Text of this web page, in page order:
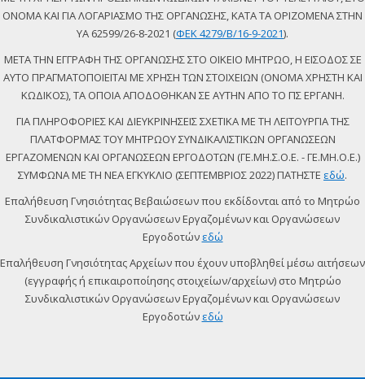
ΟΝΟΜΑ ΚΑΙ ΓΙΑ ΛΟΓΑΡΙΑΣΜΟ ΤΗΣ ΟΡΓΑΝΩΣΗΣ, ΚΑΤΑ ΤΑ ΟΡΙΖΟΜΕΝΑ ΣΤΗΝ
ΥΑ 62599/26-8-2021 (ΦΕΚ 4279/Β/16-9-2021).
ΜΕΤΑ ΤΗΝ ΕΓΓΡΑΦΗ ΤΗΣ ΟΡΓΑΝΩΣΗΣ ΣΤΟ ΟΙΚΕΙΟ ΜΗΤΡΩΟ, Η ΕΙΣΟΔΟΣ ΣΕ
ΑΥΤΟ ΠΡΑΓΜΑΤΟΠΟΙΕΙΤΑΙ ΜΕ ΧΡΗΣΗ ΤΩΝ ΣΤΟΙΧΕΙΩΝ (ΟΝΟΜΑ ΧΡΗΣΤΗ ΚΑΙ
ΚΩΔΙΚΟΣ), ΤΑ ΟΠΟΙΑ ΑΠΟΔΟΘΗΚΑΝ ΣΕ ΑΥΤΗΝ ΑΠΟ ΤΟ ΠΣ ΕΡΓΑΝΗ.
ΓΙΑ ΠΛΗΡΟΦΟΡΙΕΣ ΚΑΙ ΔΙΕΥΚΡΙΝΗΣΕΙΣ ΣΧΕΤΙΚΑ ΜΕ ΤΗ ΛΕΙΤΟΥΡΓΙΑ ΤΗΣ
ΠΛΑΤΦΟΡΜΑΣ ΤΟΥ ΜΗΤΡΩΟΥ ΣΥΝΔΙΚΑΛΙΣΤΙΚΩΝ ΟΡΓΑΝΩΣΕΩΝ
ΕΡΓΑΖΟΜΕΝΩΝ ΚΑΙ ΟΡΓΑΝΩΣΕΩΝ ΕΡΓΟΔΟΤΩΝ (ΓΕ.ΜΗ.Σ.Ο.Ε. - ΓΕ.ΜΗ.Ο.Ε.)
ΣΥΜΦΩΝΑ ΜΕ ΤΗ ΝΕΑ ΕΓΚΥΚΛΙΟ (ΣΕΠΤΕΜΒΡΙΟΣ 2022) ΠΑΤΗΣΤΕ εδώ.
Επαλήθευση Γνησιότητας Βεβαιώσεων που εκδίδονται από το Μητρώο
Συνδικαλιστικών Οργανώσεων Εργαζομένων και Οργανώσεων
Εργοδοτών εδώ
Επαλήθευση Γνησιότητας Αρχείων που έχουν υποβληθεί μέσω αιτήσεων
(εγγραφής ή επικαιροποίησης στοιχείων/αρχείων) στο Μητρώο
Συνδικαλιστικών Οργανώσεων Εργαζομένων και Οργανώσεων
Εργοδοτών εδώ